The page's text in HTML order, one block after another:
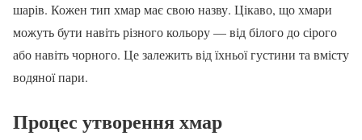
шарів. Кожен тип хмар має свою назву. Цікаво, що хмари
можуть бути навіть різного кольору — від білого до сірого
або навіть чорного. Це залежить від їхньої густини та вмісту
водяної пари.
Процес утворення хмар